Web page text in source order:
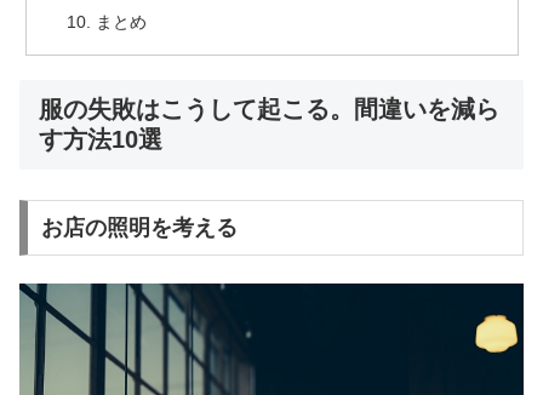
まとめ
服の失敗はこうして起こる。間違いを減ら
す方法10選
お店の照明を考える